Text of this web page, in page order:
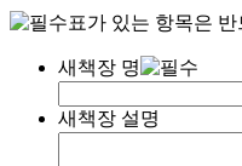
표가 있는 항목은
새책장 명
새책장 설명